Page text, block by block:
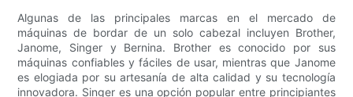
Algunas de las principales marcas en el mercado de
máquinas de bordar de un solo cabezal incluyen Brother,
Janome, Singer y Bernina. Brother es conocido por sus
máquinas confiables y fáciles de usar, mientras que Janome
es elogiada por su artesanía de alta calidad y su tecnología
innovadora. Singer es una opción popular entre principiantes